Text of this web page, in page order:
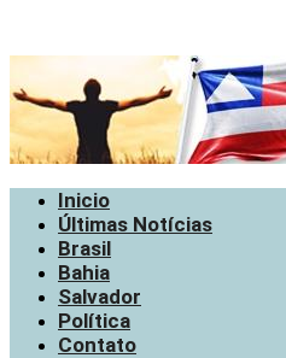
Inicio
Últimas Notícias
Brasil
Bahia
Salvador
Política
Contato